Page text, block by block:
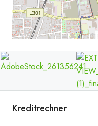
Kreditrechner